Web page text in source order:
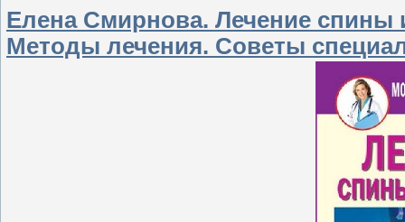
Елена Смирнова. Лечение спины
Методы лечения. Советы